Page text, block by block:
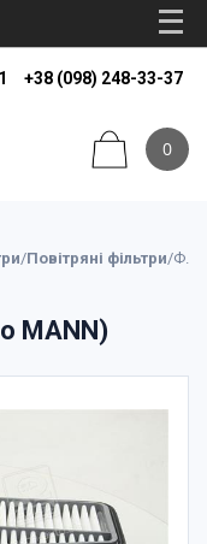
+38 (098) 248-33-37
0
/Повітряні фільтри/ Фільтр повітряний (вир-во MANN)
MANN)